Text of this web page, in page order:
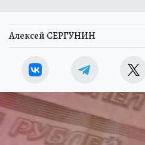
Алексей СЕРГУНИН